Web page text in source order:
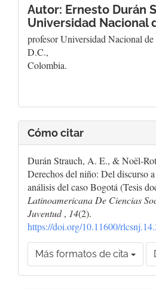
Autor: Ernesto Durán
Universidad Nacional
profesor Universidad Nacional
D.C.,
Colombia.
Cómo citar
Durán Strauch, A. E., & Noël-
Derechos del niño: Del discurso
análisis del caso Bogotá (Tesis
Latinoamericana De Ciencias
Juventud, 14(2).
https://doi.org/10.11600/
Más formatos de cita